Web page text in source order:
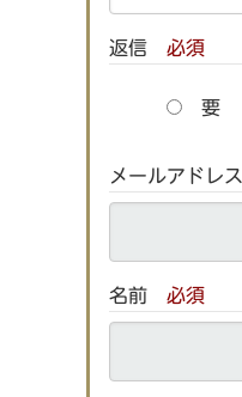
返信 必須
要
メールアドレス
名前 必須